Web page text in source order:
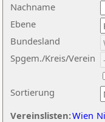
Nachname
Ebene
Sortierung
Bundesland
Spgem./Kreis/Verein
Vereinslisten:Wien